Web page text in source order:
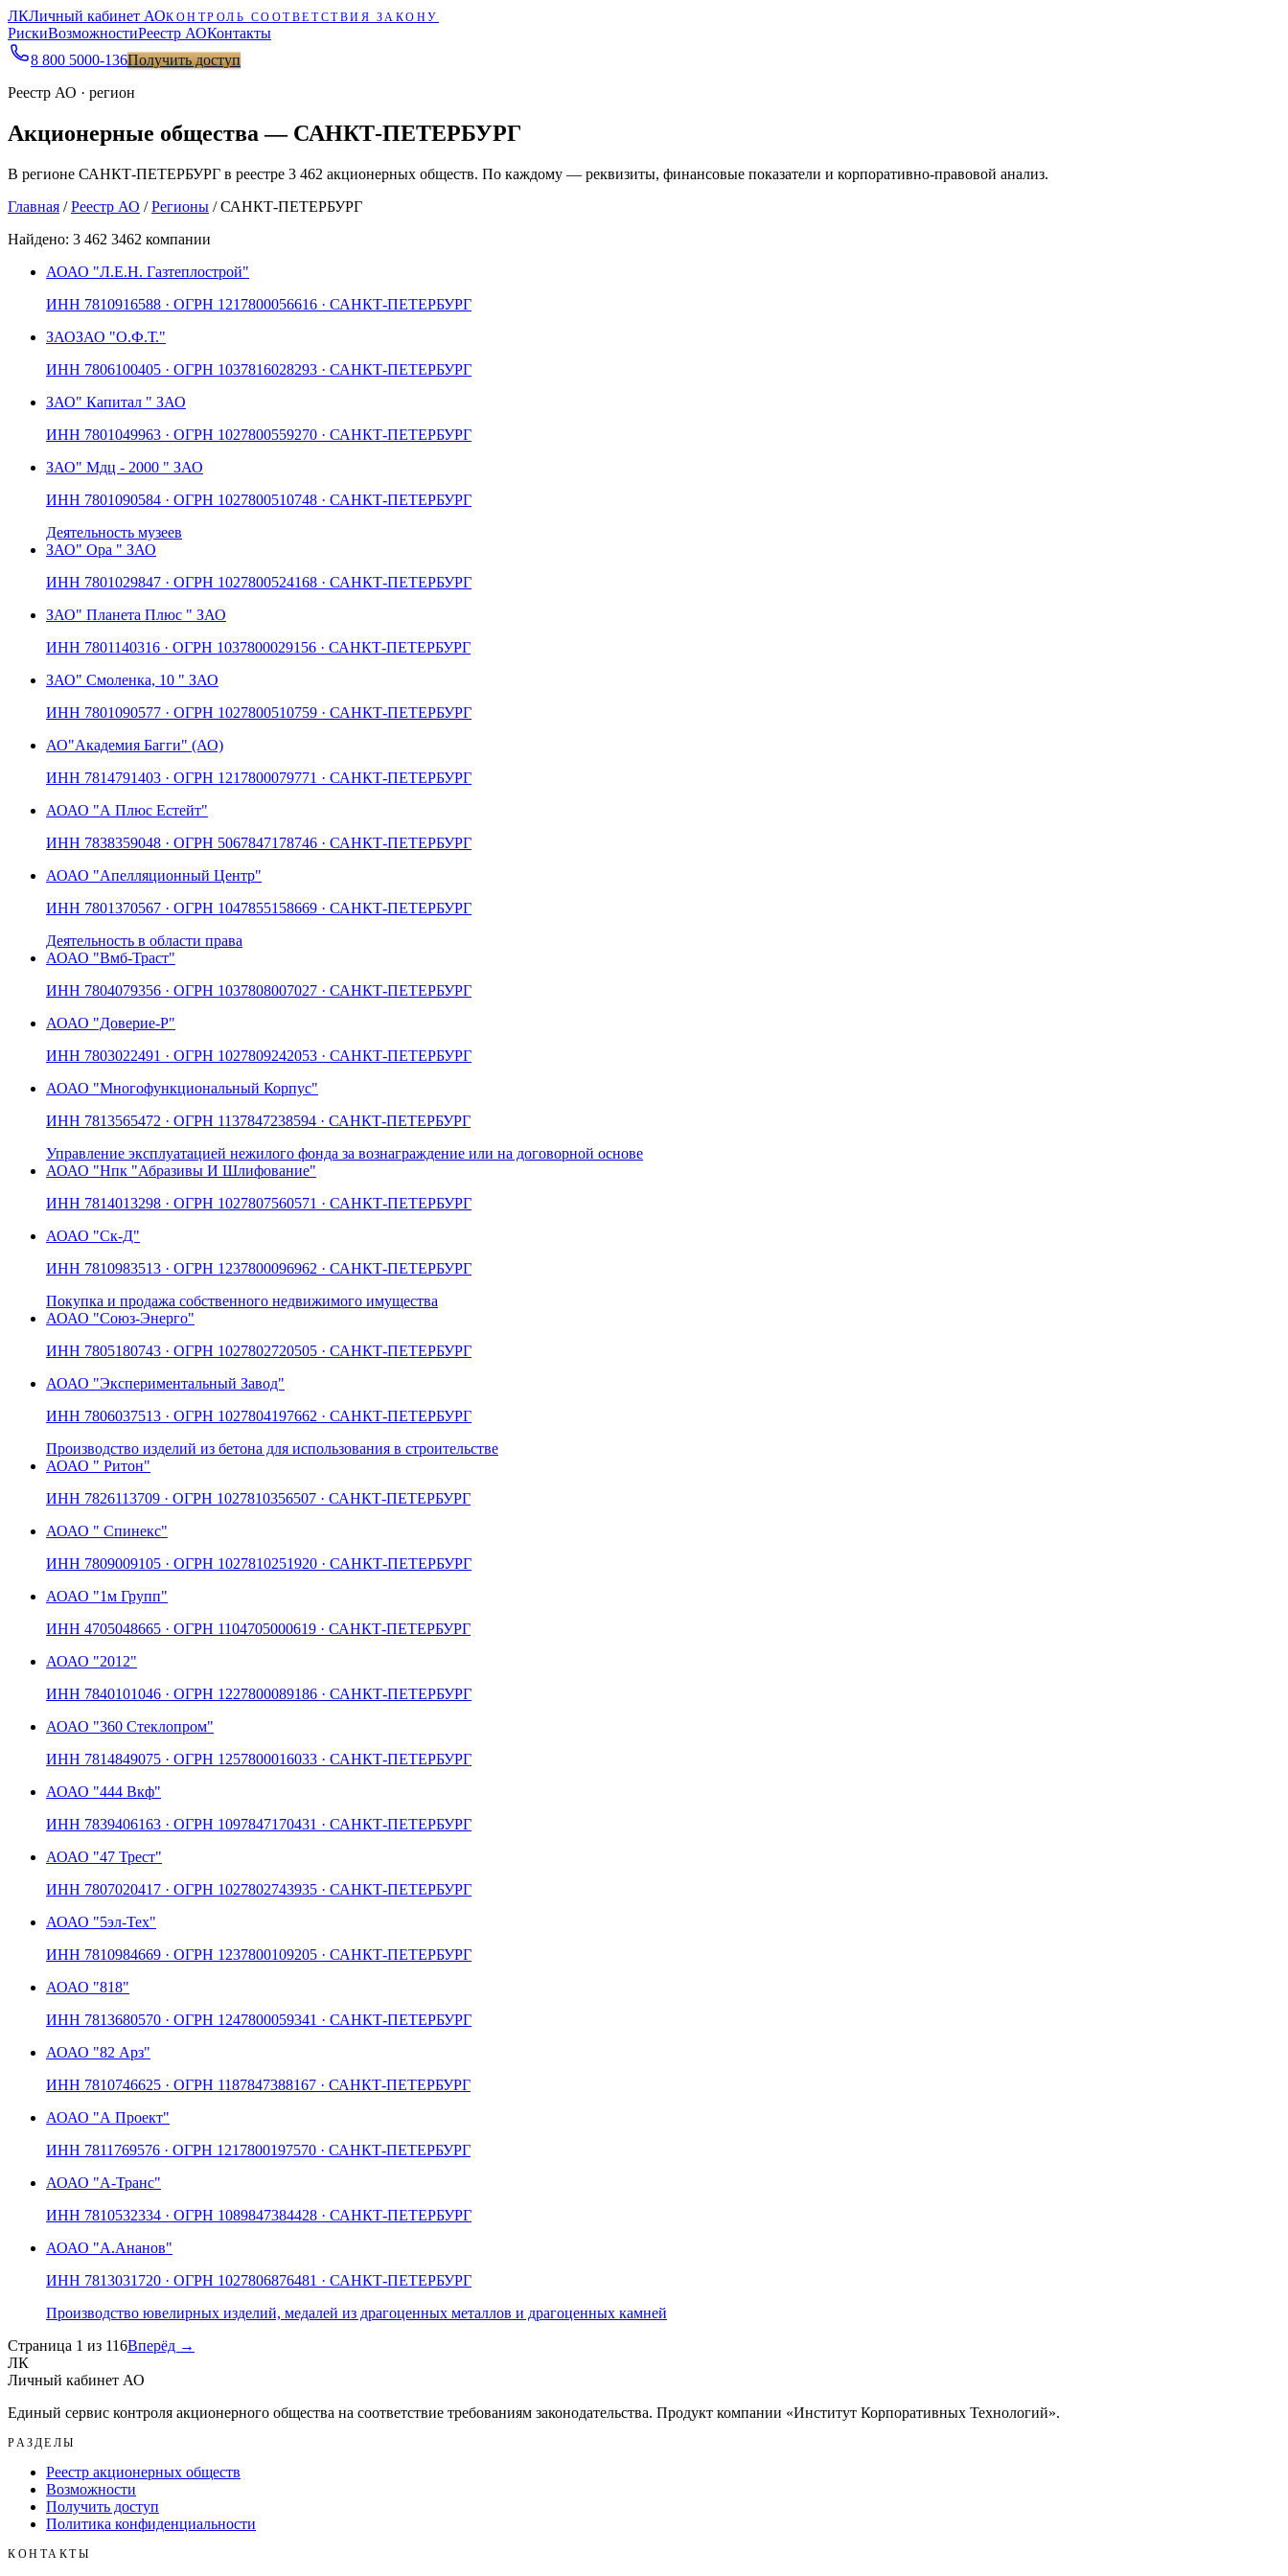
ЛКЛичный кабинет АОКОНТРОЛЬ СООТВЕТСТВИЯ ЗАКОНУ
РискиВозможностиРеестр АОКонтакты
8 800 5000-136Получить доступ
Реестр АО · регион
Акционерные общества — САНКТ-ПЕТЕРБУРГ
В регионе САНКТ-ПЕТЕРБУРГ в реестре 3 462 акционерных обществ. По каждому — реквизиты, финансовые показатели и корпоративно-правовой анализ.
Главная /Реестр АО /Регионы /САНКТ-ПЕТЕРБУРГ
Найдено: 3 462 3462 компании
АОАО "Л.Е.Н. Газтеплострой"
ИНН 7810916588 · ОГРН 1217800056616 · САНКТ-ПЕТЕРБУРГ
ЗАОЗАО "О.Ф.Т."
ИНН 7806100405 · ОГРН 1037816028293 · САНКТ-ПЕТЕРБУРГ
ЗАО" Капитал " ЗАО
ИНН 7801049963 · ОГРН 1027800559270 · САНКТ-ПЕТЕРБУРГ
ЗАО" Мдц - 2000 " ЗАО
ИНН 7801090584 · ОГРН 1027800510748 · САНКТ-ПЕТЕРБУРГ
Деятельность музеев
ЗАО" Ора " ЗАО
ИНН 7801029847 · ОГРН 1027800524168 · САНКТ-ПЕТЕРБУРГ
ЗАО" Планета Плюс " ЗАО
ИНН 7801140316 · ОГРН 1037800029156 · САНКТ-ПЕТЕРБУРГ
ЗАО" Смоленка, 10 " ЗАО
ИНН 7801090577 · ОГРН 1027800510759 · САНКТ-ПЕТЕРБУРГ
АО"Академия Багги" (АО)
ИНН 7814791403 · ОГРН 1217800079771 · САНКТ-ПЕТЕРБУРГ
АОАО "А Плюс Естейт"
ИНН 7838359048 · ОГРН 5067847178746 · САНКТ-ПЕТЕРБУРГ
АОАО "Апелляционный Центр"
ИНН 7801370567 · ОГРН 1047855158669 · САНКТ-ПЕТЕРБУРГ
Деятельность в области права
АОАО "Вмб-Траст"
ИНН 7804079356 · ОГРН 1037808007027 · САНКТ-ПЕТЕРБУРГ
АОАО "Доверие-Р"
ИНН 7803022491 · ОГРН 1027809242053 · САНКТ-ПЕТЕРБУРГ
АОАО "Многофункциональный Корпус"
ИНН 7813565472 · ОГРН 1137847238594 · САНКТ-ПЕТЕРБУРГ
Управление эксплуатацией нежилого фонда за вознаграждение или на договорной основе
АОАО "Нпк "Абразивы И Шлифование"
ИНН 7814013298 · ОГРН 1027807560571 · САНКТ-ПЕТЕРБУРГ
АОАО "Ск-Д"
ИНН 7810983513 · ОГРН 1237800096962 · САНКТ-ПЕТЕРБУРГ
Покупка и продажа собственного недвижимого имущества
АОАО "Союз-Энерго"
ИНН 7805180743 · ОГРН 1027802720505 · САНКТ-ПЕТЕРБУРГ
АОАО "Экспериментальный Завод"
ИНН 7806037513 · ОГРН 1027804197662 · САНКТ-ПЕТЕРБУРГ
Производство изделий из бетона для использования в строительстве
АОАО " Ритон"
ИНН 7826113709 · ОГРН 1027810356507 · САНКТ-ПЕТЕРБУРГ
АОАО " Спинекс"
ИНН 7809009105 · ОГРН 1027810251920 · САНКТ-ПЕТЕРБУРГ
АОАО "1м Групп"
ИНН 4705048665 · ОГРН 1104705000619 · САНКТ-ПЕТЕРБУРГ
АОАО "2012"
ИНН 7840101046 · ОГРН 1227800089186 · САНКТ-ПЕТЕРБУРГ
АОАО "360 Стеклопром"
ИНН 7814849075 · ОГРН 1257800016033 · САНКТ-ПЕТЕРБУРГ
АОАО "444 Вкф"
ИНН 7839406163 · ОГРН 1097847170431 · САНКТ-ПЕТЕРБУРГ
АОАО "47 Трест"
ИНН 7807020417 · ОГРН 1027802743935 · САНКТ-ПЕТЕРБУРГ
АОАО "5эл-Тех"
ИНН 7810984669 · ОГРН 1237800109205 · САНКТ-ПЕТЕРБУРГ
АОАО "818"
ИНН 7813680570 · ОГРН 1247800059341 · САНКТ-ПЕТЕРБУРГ
АОАО "82 Арз"
ИНН 7810746625 · ОГРН 1187847388167 · САНКТ-ПЕТЕРБУРГ
АОАО "А Проект"
ИНН 7811769576 · ОГРН 1217800197570 · САНКТ-ПЕТЕРБУРГ
АОАО "А-Транс"
ИНН 7810532334 · ОГРН 1089847384428 · САНКТ-ПЕТЕРБУРГ
АОАО "А.Ананов"
ИНН 7813031720 · ОГРН 1027806876481 · САНКТ-ПЕТЕРБУРГ
Производство ювелирных изделий, медалей из драгоценных металлов и драгоценных камней
Страница 1 из 116Вперёд →
ЛК
Личный кабинет АО
Единый сервис контроля акционерного общества на соответствие требованиям законодательства. Продукт компании «Институт Корпоративных Технологий».
РАЗДЕЛЫ
Реестр акционерных обществ
Возможности
Получить доступ
Политика конфиденциальности
КОНТАКТЫ